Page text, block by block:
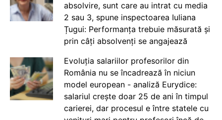
absolvire, sunt care au intrat cu media
2 sau 3, spune inspectoarea Iuliana
Țugui: Performanța trebuie măsurată și
prin câți absolvenți se angajează
Evoluția salariilor profesorilor din
România nu se încadrează în niciun
model european - analiză Eurydice:
salariul crește doar 25 de ani în timpul
carierei, dar procesul e între statele cu